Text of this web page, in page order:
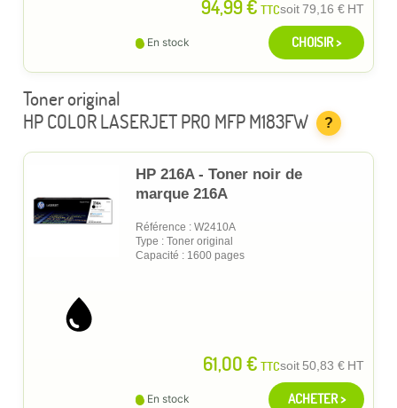
94,99 € TTCsoit79,16 € HT
En stock CHOISIR >
Toner original
HP COLOR LASERJET PRO MFP M183FW
?
HP 216A - Toner noir de
marque 216A
Référence : W2410A
Type : Toner original
Capacité : 1600 pages
61,00 € TTCsoit 50,83 € HT
En stock ACHETER >